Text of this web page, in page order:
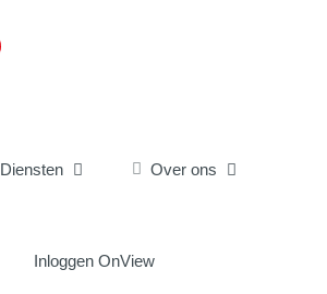
Diensten Over ons
Inloggen OnView